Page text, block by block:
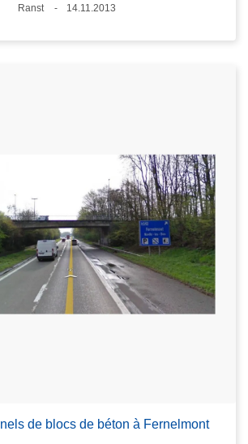
Lieux
Ranst
14.11.2013
de blocs de béton à Fernelmont